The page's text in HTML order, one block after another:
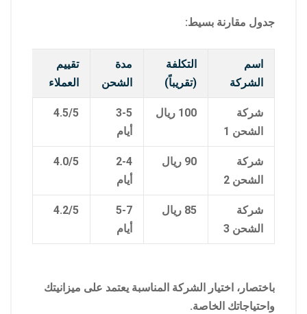
جدول مقارنة بسيط:
اسم
الشركة
التكلفة
(تقريباً)
مدة
الشحن
تقييم
العملاء
شركة
الشحن 1
100 ريال
3-5
أيام
4.5/5
شركة
الشحن 2
90 ريال
2-4
أيام
4.0/5
شركة
الشحن 3
85 ريال
5-7
أيام
4.2/5
باختصار، اختيار الشركة المناسبة يعتمد على ميزانيتك
واحتياجاتك الخاصة.